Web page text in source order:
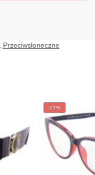
Przeciwsłoneczne
-21%